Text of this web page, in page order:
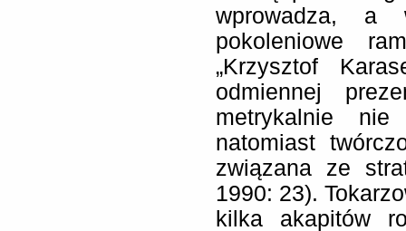
wprowadza, a
pokoleniowe
„Krzysztof
odmiennej
metrykalnie
natomiast
związana ze
1990: 23).
kilka akapitów